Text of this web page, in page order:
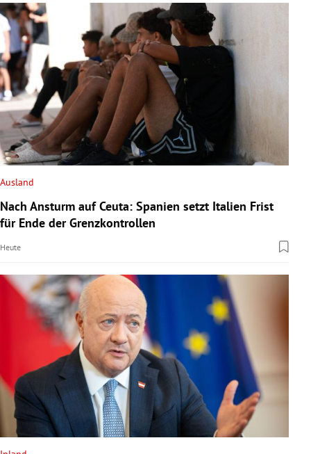
Ausland
Nach Ansturm auf Ceuta: Spanien setzt Italien Frist
für Ende der Grenzkontrollen
Heute